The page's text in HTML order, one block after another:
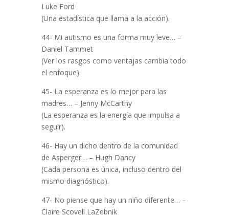
Luke Ford
(Una estadística que llama a la acción).
44- Mi autismo es una forma muy leve… –
Daniel Tammet
(Ver los rasgos como ventajas cambia todo
el enfoque).
45- La esperanza es lo mejor para las
madres… – Jenny McCarthy
(La esperanza es la energía que impulsa a
seguir).
46- Hay un dicho dentro de la comunidad
de Asperger… – Hugh Dancy
(Cada persona es única, incluso dentro del
mismo diagnóstico).
47- No piense que hay un niño diferente… –
Claire Scovell LaZebnik